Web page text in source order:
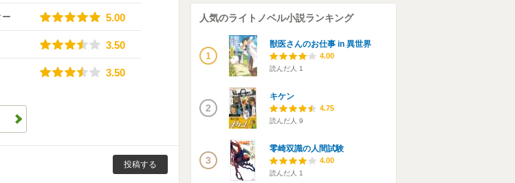
ー 5.00
5.00
3.50
3.50
3.50
3.50
投稿する
人気のライトノベル小説ランキング
1
獣医さんのお仕事 in 異世界
4.00
読んだ人 1
2
キケン
4.75
読んだ人 9
3
零崎双識の人間試験
4.00
読んだ人 1